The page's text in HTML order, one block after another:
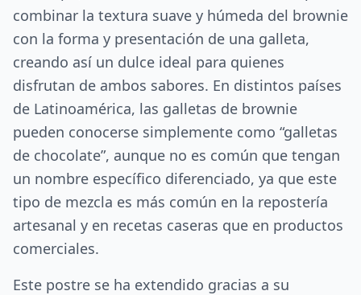
combinar la textura suave y húmeda del brownie
con la forma y presentación de una galleta,
creando así un dulce ideal para quienes
disfrutan de ambos sabores. En distintos países
de Latinoamérica, las galletas de brownie
pueden conocerse simplemente como “galletas
de chocolate”, aunque no es común que tengan
un nombre específico diferenciado, ya que este
tipo de mezcla es más común en la repostería
artesanal y en recetas caseras que en productos
comerciales.
Este postre se ha extendido gracias a su